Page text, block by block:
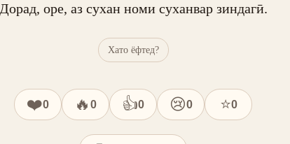
Дорад, оре, аз сухан номи суханвар зиндагӣ.
Хато ёфтед?
❤️0 🔥 0 👍0 😢0 ⭐0